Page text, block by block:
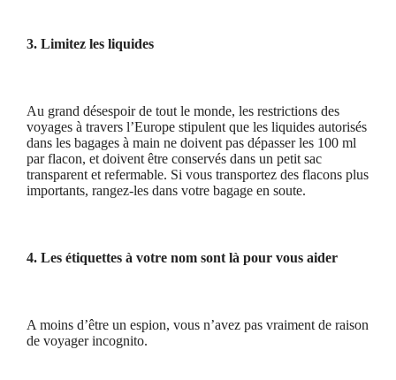
3. Limitez les liquides
Au grand désespoir de tout le monde, les restrictions des
voyages à travers l’Europe stipulent que les liquides autorisés
dans les bagages à main ne doivent pas dépasser les 100 ml
par flacon, et doivent être conservés dans un petit sac
transparent et refermable. Si vous transportez des flacons plus
importants, rangez-les dans votre bagage en soute.
4. Les étiquettes à votre nom sont là pour vous aider
A moins d’être un espion, vous n’avez pas vraiment de raison
de voyager incognito.